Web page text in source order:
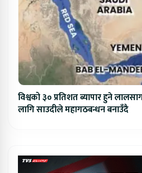
विश्वको ३० प्रतिशत ब्यापार हुने
लागि साउदीले महागठबन्धन बनाउँदै